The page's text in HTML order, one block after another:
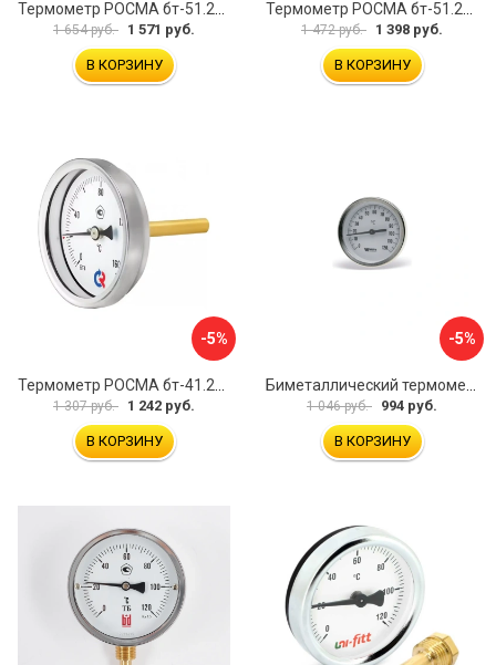
1 654 руб. 1 571 руб.
В КОРЗИНУ
1 472 руб. 1 398 руб.
В КОРЗИНУ
-5%
Термометр РОСМА бт-41.211 D070-00588
1 307 руб. 1 242 руб.
В КОРЗИНУ
-5%
Биметаллический термометр Watts F+R801 OR 10005800
1 046 руб. 994 руб.
В КОРЗИНУ